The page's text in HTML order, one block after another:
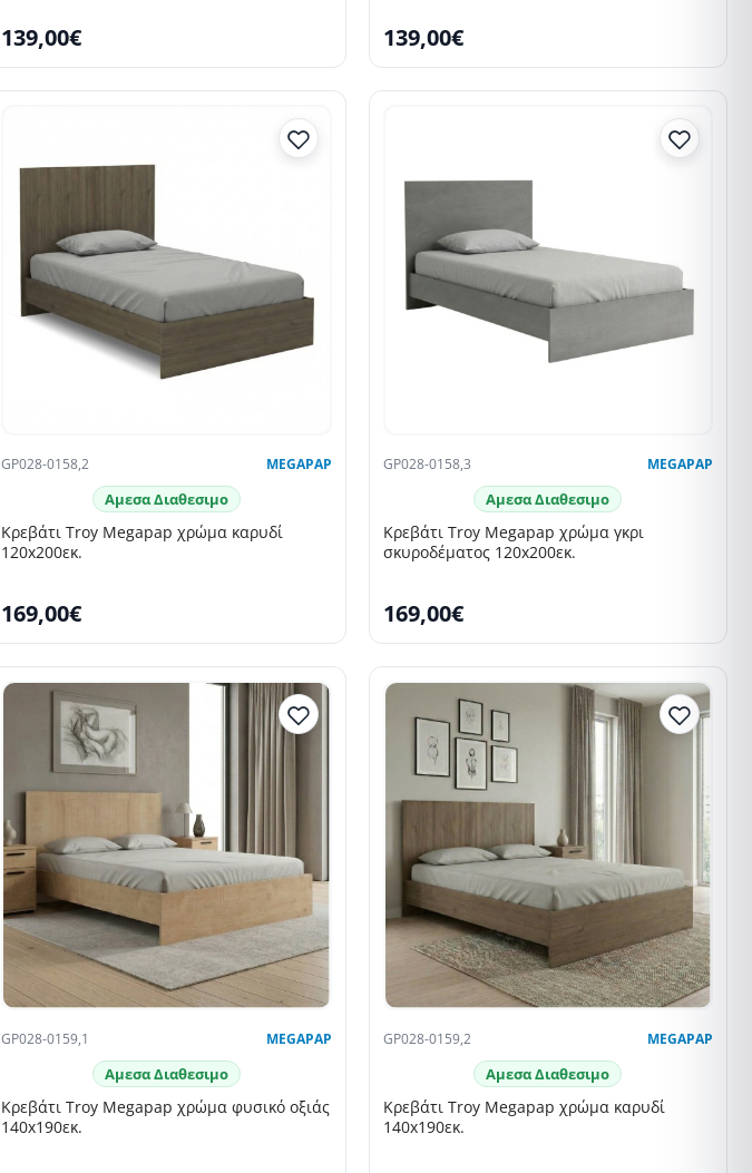
139,00€ 139,00€
GP028-0158,2 MEGAPAP
Αμεσα Διαθεσιμο
Κρεβάτι Troy Megapap χρώμα καρυδί
120x200εκ.
169,00€
GP028-0158,3 MEGAPAP
Αμεσα Διαθεσιμο
Κρεβάτι Troy Megapap χρώμα γκρι
σκυροδέματος 120x200εκ.
169,00€
GP028-0159,1 MEGAPAP
Αμεσα Διαθεσιμο
Κρεβάτι Troy Megapap χρώμα φυσικό οξιάς
140x190εκ.
GP028-0159,2 MEGAPAP
Αμεσα Διαθεσιμο
Κρεβάτι Troy Megapap χρώμα καρυδί
140x190εκ.